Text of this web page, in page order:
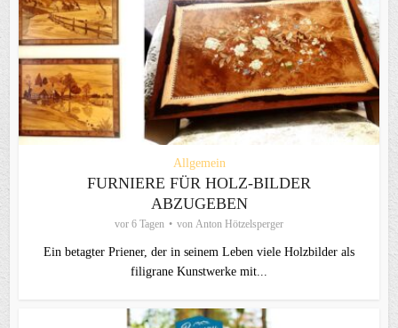
Allgemein
FURNIERE FÜR HOLZ-BILDER
ABZUGEBEN
vor 6 Tagen von Anton Hötzelsperger
Ein betagter Priener, der in seinem Leben viele Holzbilder als
filigrane Kunstwerke mit...